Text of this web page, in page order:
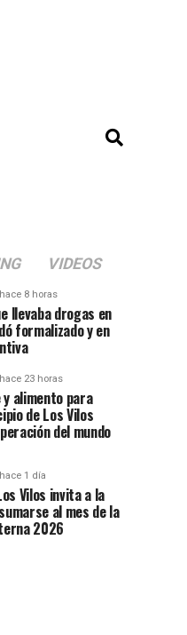
VIDEOS
hace 8 horas
llevaba drogas en
formalizado y en
hace 23 horas
alimento para
de Los Vilos
del mundo
hace 1 día
Vilos invita a la
al mes de la
2026